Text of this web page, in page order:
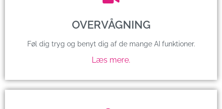
OVERVÅGNING
Føl dig tryg og benyt dig af de mange AI funktioner.
Læs mere.